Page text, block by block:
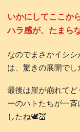
いかにしてここか
ハラ感が、たまら
なのでまさかイシ
は、驚きの展開でし
最後は崖が崩れて
ーのハトたちが一
したね🕊️💒